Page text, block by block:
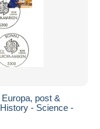
post &
- Science -